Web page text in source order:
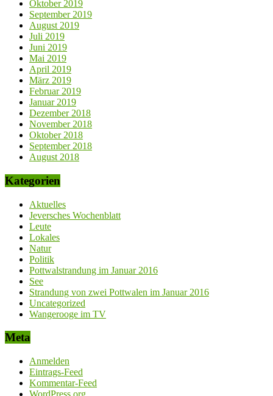
Oktober 2019
September 2019
August 2019
Juli 2019
Juni 2019
Mai 2019
April 2019
März 2019
Februar 2019
Januar 2019
Dezember 2018
November 2018
Oktober 2018
September 2018
August 2018
Kategorien
Aktuelles
Jeversches Wochenblatt
Leute
Lokales
Natur
Politik
Pottwalstrandung im Januar 2016
See
Strandung von zwei Pottwalen im Januar 2016
Uncategorized
Wangerooge im TV
Meta
Anmelden
Eintrags-Feed
Kommentar-Feed
WordPress.org